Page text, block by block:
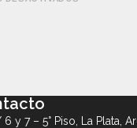
y 7 – 5° Piso, La Plata,